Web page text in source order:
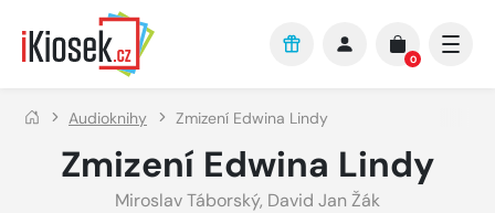
Přejít na hlavní obsah
0
Audioknihy Zmizení Edwina Lindy
Zmizení Edwina Lindy
Miroslav Táborský, David Jan Žák